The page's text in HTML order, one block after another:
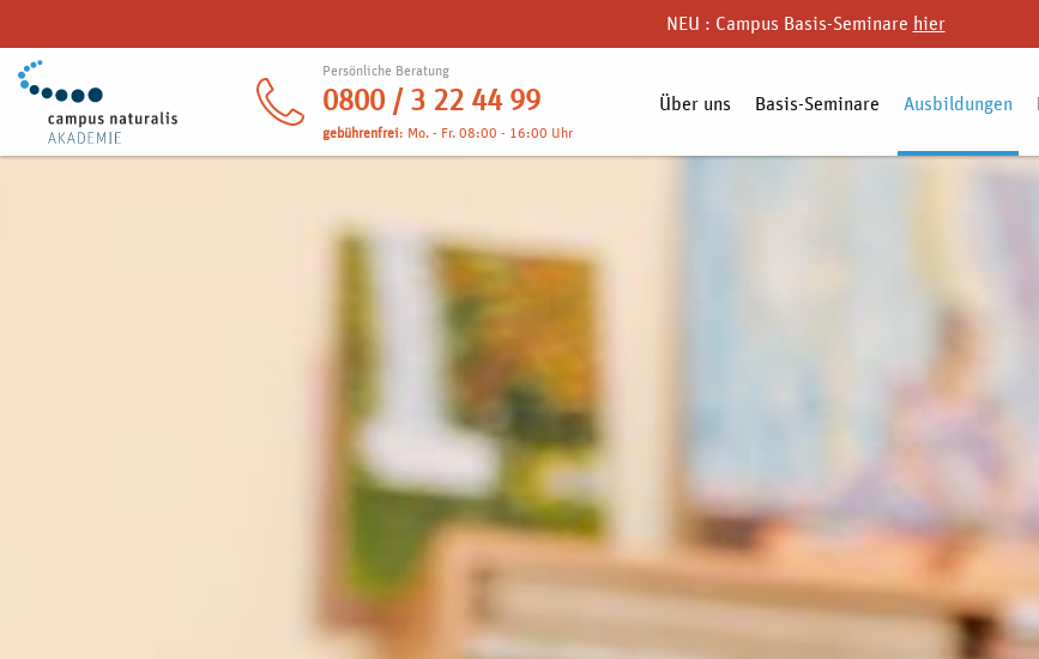
NEU : Campus Basis-Seminare hier
Persönliche Beratung
0800 / 3 22 44 99
gebührenfrei: Mo. - Fr. 08:00 - 16:00 Uhr
Über uns Basis-Seminare Ausbildungen